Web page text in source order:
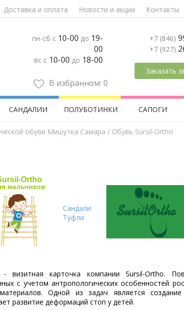
Доставка и оплата Новости и акции Контакты
пн-сб с 10-00 до 19-
00
вс с 10-00 до 18-00
В избранном: 0
+7 (846)
+7 (927)
Заказать
САНДАЛИИ ПОЛУБОТИНКИ САПОГИ
обуви Мишутка Самара / Обувь Sursil-Ortho
Ortho
мальчиков
Сандали
Туфли
визитная карточка компании Sursil-Ortho.
с учетом антропологических особенностей
Одной из задач является
развитие деформаций стоп у детей.